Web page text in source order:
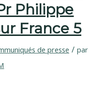
Philippe
France 5
de presse / par